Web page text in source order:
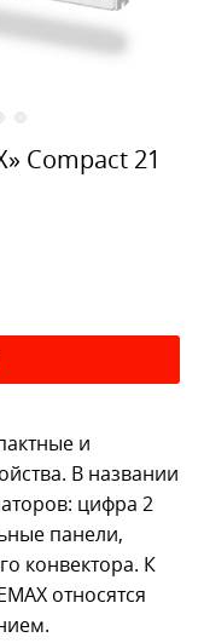
Compact 21
и
В названии
цифра 2
панели,
конвектора. К
относятся